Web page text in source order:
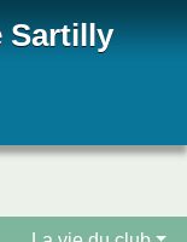
Sartilly